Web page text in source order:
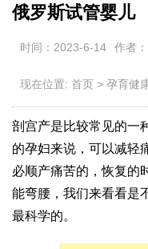
俄罗斯试管婴儿
时间：2023-6-14 作者
现在位置: 首页 > 孕育健
剖宫产是比较常见的一
的孕妇来说，可以减轻
必顺产痛苦的，恢复的
能弯腰，我们来看看是
最科学的。